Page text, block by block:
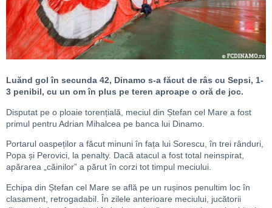
Luănd gol în secunda 42, Dinamo s-a făcut de râs cu Sepsi, 1-
3 penibil, cu un om în plus pe teren aproape o oră de joc.
Disputat pe o ploaie torențială, meciul din Ștefan cel Mare a fost
primul pentru Adrian Mihalcea pe banca lui Dinamo.
Portarul oaspeților a făcut minuni în fața lui Sorescu, în trei rânduri,
Popa și Perovici, la penalty. Dacă atacul a fost total neinspirat,
apărarea „căinilor” a părut în corzi tot timpul meciului.
Echipa din Ștefan cel Mare se află pe un rușinos penultim loc în
clasament, retrogadabil. În zilele anterioare meciului, jucătorii